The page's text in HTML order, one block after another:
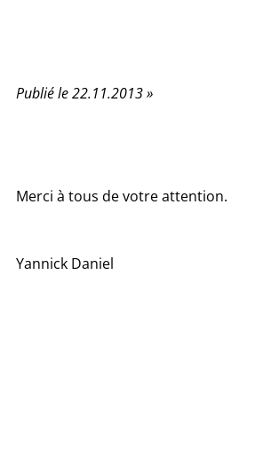
Publié le 22.11.2013 »
Merci à tous de votre attention.
Yannick Daniel